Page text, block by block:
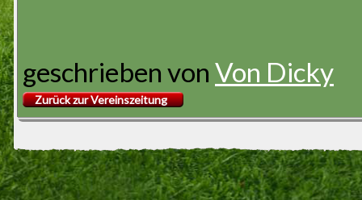
geschrieben von Von Dicky
Zurück zur Vereinszeitung